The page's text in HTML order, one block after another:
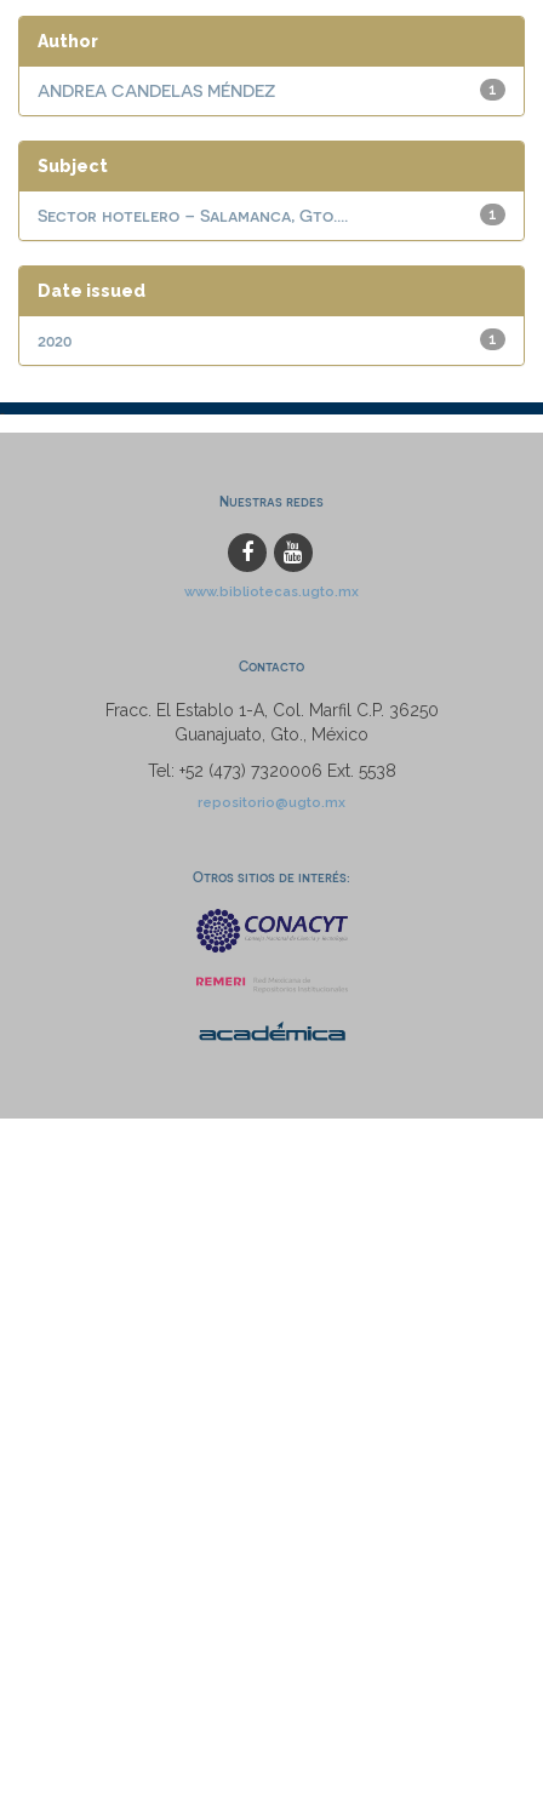
Author
1
ANDREA CANDELAS MÉNDEZ
Subject
1
Sector hotelero – Salamanca, Gto....
Date issued
1
2020
Nuestras redes
www.bibliotecas.ugto.mx
Contacto
Fracc. El Establo 1-A, Col. Marfil C.P. 36250
Guanajuato, Gto., México
Tel: +52 (473) 7320006 Ext. 5538
repositorio@ugto.mx
Otros sitios de interés: